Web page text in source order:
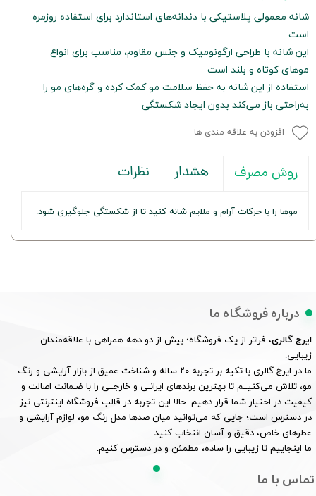
شانه معمولی پلاستیکی با دندانه‌های استاندارد برای استفاده روزمره
است
این شانه با طراحی ارگونومیک و جنس مقاوم، مناسب برای انواع
موهای کوتاه و بلند است
استفاده از این شانه به حفظ سلامت مو کمک کرده و گره‌های مو را
به‌راحتی باز می‌کند بدون ایجاد شکستگی
افزودن به علاقه مندی ها
روش مصرف هشدار نظرات
موها را با حرکات آرام و ملایم شانه کنید تا از شکستگی جلوگیری شود.
درباره فروشگاه ما
ایرج گالری، فراتر از یک فروشگاه؛ بیش از دو دهه همراهی با علاقه‌مندان
زیبایی.
ما در ایرج گالری با تکیه بر تجربه ۲۰ ساله و شناخت عمیق از بازار آرایشی و رنگ
مو، تلاش می‌کنیــم تا بهترین برندهای ایرانـی و خارجــی را با ضـمانت اصالت و
کیفیت در اختیار شما قرار دهیم. حالا این تجربه در قالب فروشگاه اینترنتی نیز
در دسترس است؛ جایی که می‌توانید میان صدها مدل رنگ مو، لوازم آرایشی و
عطرهای خاص، دقیق و آسان انتخاب کنید.
ما اینجاییم تا زیبایی را ساده، مطمئن و در دسترس کنیم.
تماس با ما